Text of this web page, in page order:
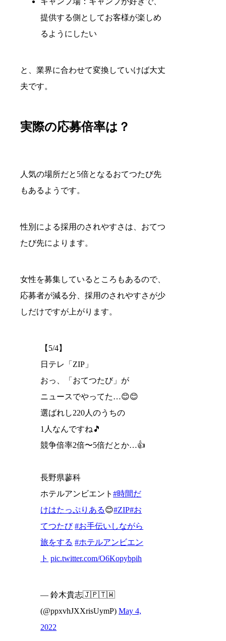
提供する側としてお客様が楽しめ
るようにしたい
と、業界に合わせて変換していけば大丈
夫です。
実際の応募倍率は？
人気の場所だと 5倍となるおてつたび先
もあるようです。
性別による採用のされやすさは、おてつ
たび先によります。
女性を募集しているところもあるので、
応募者が減る分、採用のされやすさが少
しだけですが上がります。
【5/4】
日テレ「ZIP」
おっ、「おてつたび」が
ニュースでやってた…😊😊
選ばれし220人のうちの
1人なんですね🎵
競争倍率2倍〜5倍だとか…👍
長野県蓼科
ホテルアンビエント#時間だ
けはたっぷりある😊#ZIP#お
てつたび #お手伝いしながら
旅をする #ホテルアンビエン
ト pic.twitter.com/O6Kopybpih
— 鈴木貴志🇯🇵🇹🇼
(@ppxvhJXXrisUymP)May 4,
2022